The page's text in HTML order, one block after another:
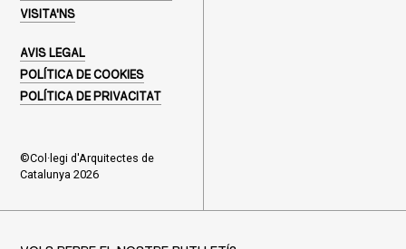
VISITA'NS
AVIS LEGAL
POLÍTICA DE COOKIES
POLÍTICA DE PRIVACITAT
©Col·legi d'Arquitectes de
Catalunya 2026